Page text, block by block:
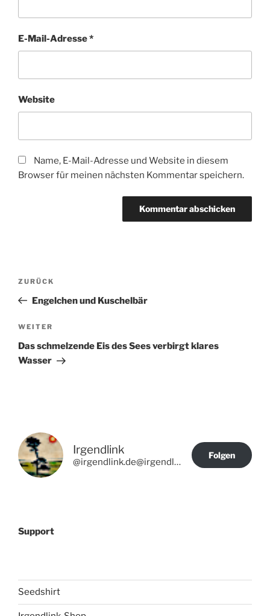
E-Mail-Adresse*
Website
Name, E-Mail-Adresse und Website in diesem
Browser für meinen nächsten Kommentar speichern.
Beitragsnavigation
Vorheriger
Beitrag
ZURÜCK
Engelchen und Kuschelbär
Nächster
Beitrag
WEITER
Das schmelzende Eis des Sees verbirgt klares
Wasser
Irgendlink
@irgendlink.de@irgendlink.de
Folgen
Support
Seedshirt